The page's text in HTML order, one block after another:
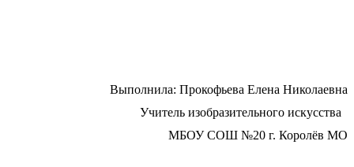
Выполнила: Прокофьева Елена Николаевна
Учитель изобразительного искусства
МБОУ СОШ №20 г. Королёв МО